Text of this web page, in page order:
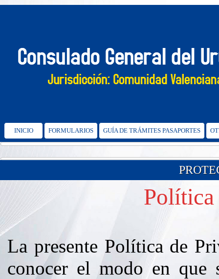
INICIO FORMULARIOS GUÍA DE TRÁMITES PASAPORTES
La presente Política de
conocer el modo en que